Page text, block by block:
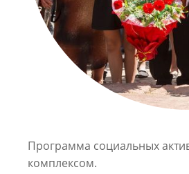
Программа социальных
комплексом.